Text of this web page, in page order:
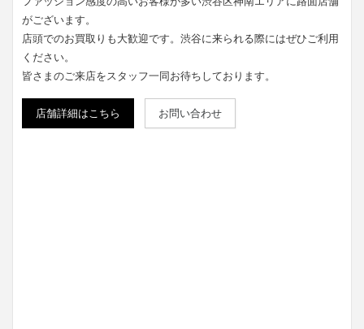
がございます。
店頭でのお買取りも大歓迎です。渋谷に来られる際にはぜひご利用
ください。
皆さまのご来店をスタッフ一同お待ちしております。
店舗詳細はこちら お問い合わせ